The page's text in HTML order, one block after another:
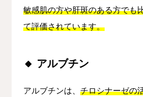
敏感肌の方や肝斑のある方でも
て評価されています。
🔸 アルブチン
アルブチンは、 チロシナーゼの